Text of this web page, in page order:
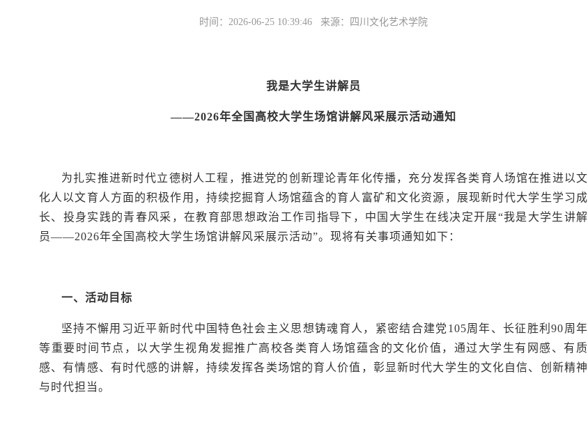
时间：2026-06-25 10:39:46 来源：四川文化艺术学院
我是大学生讲解员
——2026年全国高校大学生场馆讲解风采展示活动通知
为扎实推进新时代立德树人工程，推进党的创新理论青年化传播，充分发挥各类育人场馆在推进以文
化人以文育人方面的积极作用，持续挖掘育人场馆蕴含的育人富矿和文化资源，展现新时代大学生学习成
长、投身实践的青春风采，在教育部思想政治工作司指导下，中国大学生在线决定开展“我是大学生讲解
员——2026年全国高校大学生场馆讲解风采展示活动”。现将有关事项通知如下：
一、活动目标
坚持不懈用习近平新时代中国特色社会主义思想铸魂育人，紧密结合建党105周年、长征胜利90周年
等重要时间节点，以大学生视角发掘推广高校各类育人场馆蕴含的文化价值，通过大学生有网感、有质
感、有情感、有时代感的讲解，持续发挥各类场馆的育人价值，彰显新时代大学生的文化自信、创新精神
与时代担当。